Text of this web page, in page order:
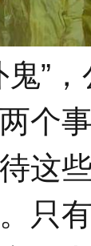
”
个
这
只